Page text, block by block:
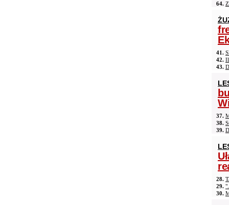
64.
41.
42.
43.
37.
38.
39.
28.
29.
30.